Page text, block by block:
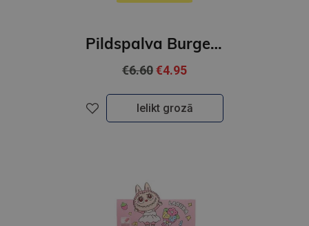
Pildspalva Burgeon,zils,2gb
€6.60€4.95
Ielikt grozā